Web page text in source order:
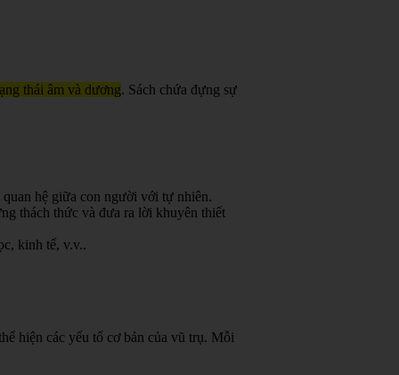
thái âm và dương. Sách chứa đựng sự
hệ giữa con người với tự nhiên.
thách thức và đưa ra lời khuyên thiết
kinh tế, v.v..
hiện các yếu tố cơ bản của vũ trụ. Mỗi